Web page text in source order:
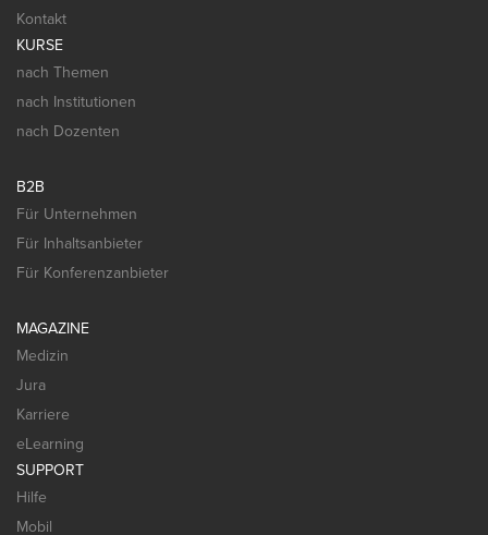
Kontakt
KURSE
nach Themen
nach Institutionen
nach Dozenten
B2B
Für Unternehmen
Für Inhaltsanbieter
Für Konferenzanbieter
MAGAZINE
Medizin
Jura
Karriere
eLearning
SUPPORT
Hilfe
Mobil